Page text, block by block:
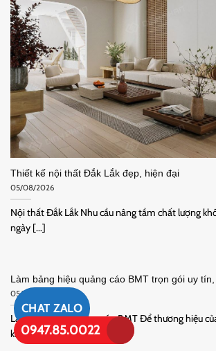
CHAT ZALO
0947.85.0022
Thiết kế nội thất Đắk Lắk đẹp, hiện đại
05/08/2026
Nội thất Đắk Lắk Nhu cầu nâng tầm chất lượng
ngày [...]
Làm bảng hiệu quảng cáo BMT trọn gói uy
05/08/2026
Làm bảng hiệu quảng cáo BMT Để thương hiệu
khuất [...]